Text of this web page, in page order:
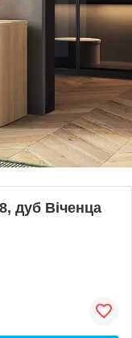
дуб Віченца